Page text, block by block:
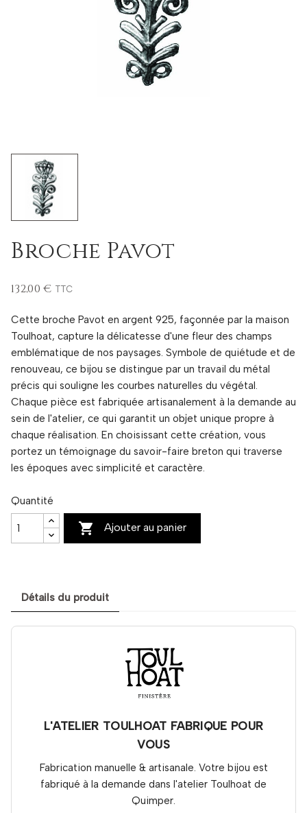
Broche Pavot
132,00 € TTC
Cette broche Pavot en argent 925, façonnée par la maison
Toulhoat, capture la délicatesse d'une fleur des champs
emblématique de nos paysages. Symbole de quiétude et de
renouveau, ce bijou se distingue par un travail du métal
précis qui souligne les courbes naturelles du végétal.
Chaque pièce est fabriquée artisanalement à la demande au
sein de l'atelier, ce qui garantit un objet unique propre à
chaque réalisation. En choisissant cette création, vous
portez un témoignage du savoir-faire breton qui traverse
les époques avec simplicité et caractère.
Quantité
 Ajouter au panier
Détails du produit
L'ATELIER TOULHOAT FABRIQUE POUR
VOUS
Fabrication manuelle & artisanale. Votre bijou est
fabriqué à la demande dans l'atelier Toulhoat de
Quimper.